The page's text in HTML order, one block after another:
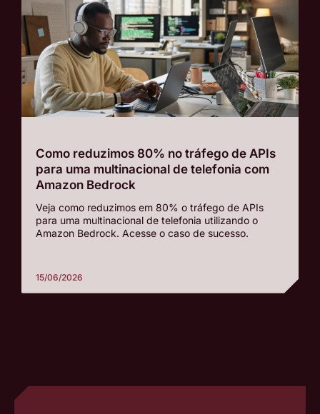
Como reduzimos 80% no tráfego de APIs
para uma multinacional de telefonia com
Amazon Bedrock
Veja como reduzimos em 80% o tráfego de APIs
para uma multinacional de telefonia utilizando o
Amazon Bedrock. Acesse o caso de sucesso.
15/06/2026